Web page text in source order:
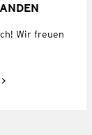
Wir freuen